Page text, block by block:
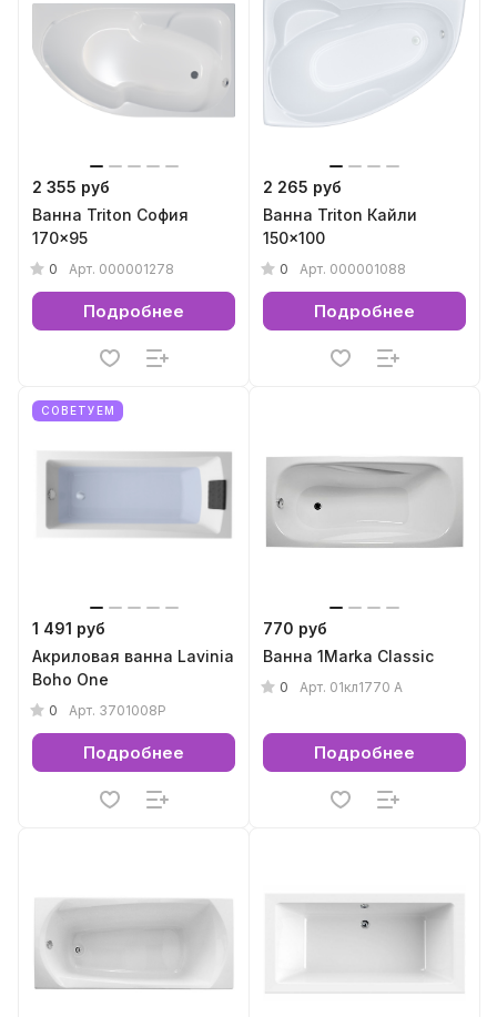
2 355 руб
Ванна Triton София
170x95
0 Арт. 000001278
Подробнее
2 265 руб
Ванна Triton Кайли
150x100
0 Арт. 000001088
Подробнее
СОВЕТУЕМ
1 491 руб
Акриловая ванна Lavinia
Boho One
0 Арт. 3701008P
Подробнее
770 руб
Ванна 1Marka Classic
0 Арт. 01кл1770 А
Подробнее